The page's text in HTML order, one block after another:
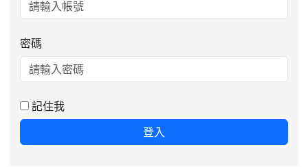
密碼
記住我
登入
2026-08-06
楊梅區代表選手服裝領取通知
2026-08-05
重要
115學年度課後照顧服務班教
師甄選簡章
2026-08-03
115學年度一、三、五年級常
態編班結果公告